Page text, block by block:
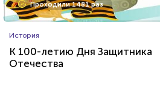
Проходили 1481 раз
История
К 100-летию Дня Защитника
Отечества